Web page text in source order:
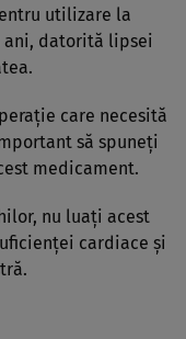
utilizare la
ani, datorită lipsei
care necesită
să spuneţi
medicament.
nu luaţi acest
cardiace şi